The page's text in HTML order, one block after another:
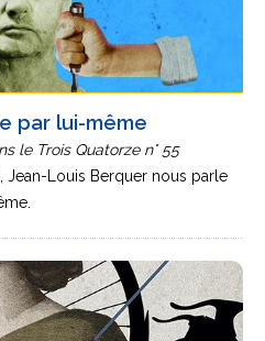
par lui-même
le Trois Quatorze n° 55
Jean-Louis Berquer nous parle